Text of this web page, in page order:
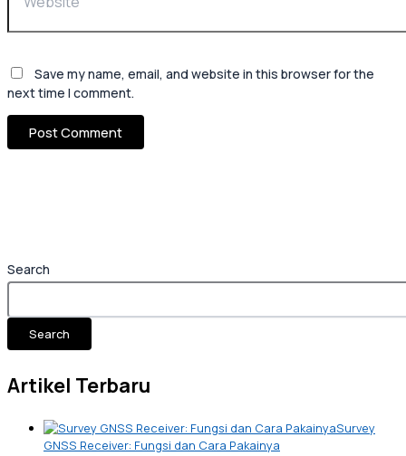
Search
Search
Artikel Terbaru
Survey
GNSS Receiver: Fungsi dan Cara Pakainya
Save my name, email, and website in this browser for the
next time I comment.